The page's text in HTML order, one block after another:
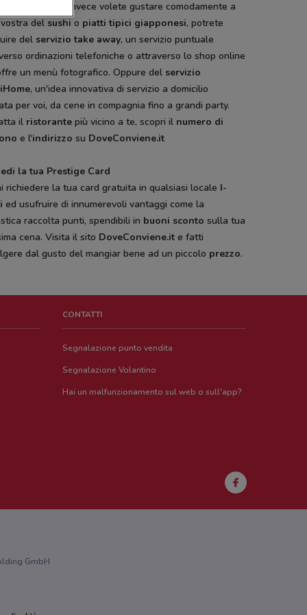
con gusto. Se invece volete gustare comodamente a
del sushi o piatti tipici giapponesi, potrete
del servizio take away, un servizio puntuale
ordinazioni telefoniche o attraverso lo shop online
un menù fotografico. Oppure del servizio
, un'idea innovativa di servizio a domicilio
per voi, da cene in compagnia fino a grandi party.
il ristorante più vicino a te, scopri il numero di
e l'indirizzo su DoveConviene.it
la tua Prestige Card
richiedere la tua card gratuita in qualsiasi locale I-
ed usufruire di innumerevoli vantaggi come la
raccolta punti, spendibili in buoni sconto sulla tua
cena. Visita il sito DoveConviene.it e fatti
dal gusto del mangiar bene ad un piccolo prezzo.
CONTATTI
Segnalazione punto vendita
Segnalazione Volantino
Hai un malfunzionamento sul web o sull'app?
GmbH